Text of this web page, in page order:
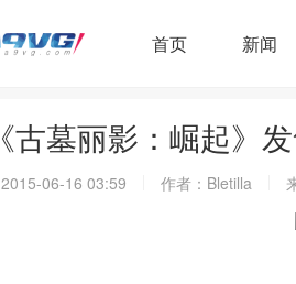
首页 新闻
《古墓丽影：崛起》
2015-06-16 03:59 作者：Bletilla